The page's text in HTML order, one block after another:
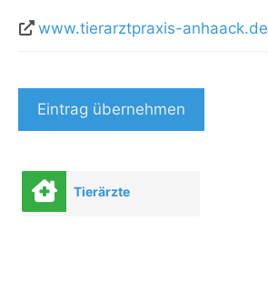
www.tierarztpraxis-anhaack.de
Eintrag übernehmen
Tierärzte